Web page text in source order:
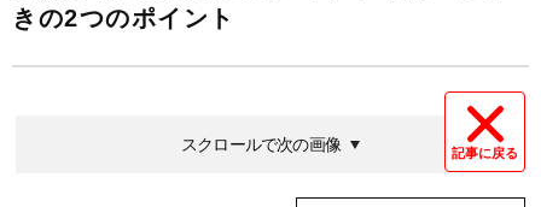
きの2つのポイント
記事に戻る
スクロールで次の画像